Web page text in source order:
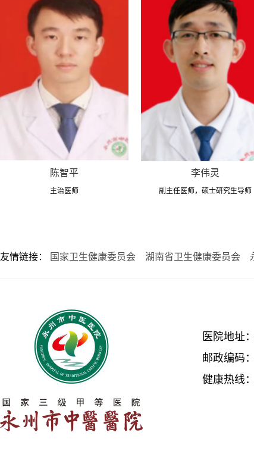
陈智平
主治医师
李伟灵
副主任医师，硕士研究生导师
友情链接： 国家卫生健康委员会 湖南省卫生健康委员会
医院地址
邮政编码
健康热线